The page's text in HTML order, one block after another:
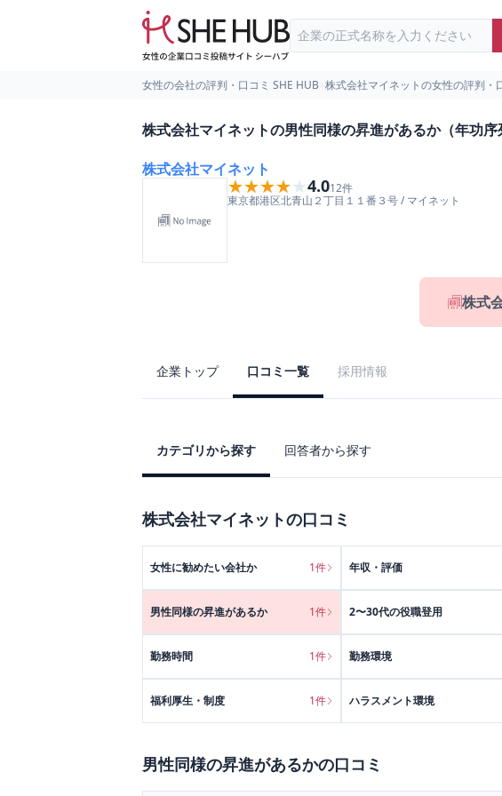
女性の会社の評判・口コミ SHE HUB 株式会社マイネットの女性の評判・
株式会社マイネットの男性同様の昇進があるか（年功序
株式会社マイネット
★★★★★
★★★★★4.012件
東京都港区北青山２丁目１１番３号/マイネット
株式
企業トップ 口コミ一覧 採用情報
カテゴリから探す 回答者から探す
株式会社マイネットの口コミ
女性に勧めたい会社か 1件 年収・評価
男性同様の昇進があるか 1件 2〜30代の役職登用
勤務時間 1件 勤務環境
福利厚生・制度 1件 ハラスメント環境
男性同様の昇進があるかの口コミ